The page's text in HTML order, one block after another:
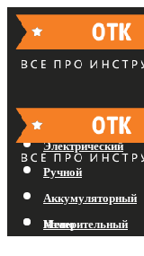
Бензиновый
Электрический
Ручной
Аккумуляторный
Измерительный
Меню